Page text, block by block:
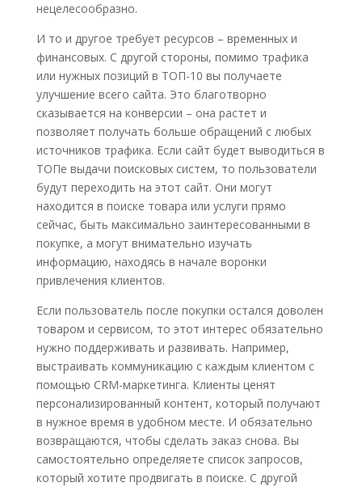
нецелесообразно.
И то и другое требует ресурсов – временных и
финансовых. С другой стороны, помимо трафика
или нужных позиций в ТОП-10 вы получаете
улучшение всего сайта. Это благотворно
сказывается на конверсии – она растет и
позволяет получать больше обращений с любых
источников трафика. Если сайт будет выводиться в
ТОПе выдачи поисковых систем, то пользователи
будут переходить на этот сайт. Они могут
находится в поиске товара или услуги прямо
сейчас, быть максимально заинтересованными в
покупке, а могут внимательно изучать
информацию, находясь в начале воронки
привлечения клиентов.
Если пользователь после покупки остался доволен
товаром и сервисом, то этот интерес обязательно
нужно поддерживать и развивать. Например,
выстраивать коммуникацию с каждым клиентом с
помощью CRM-маркетинга. Клиенты ценят
персонализированный контент, который получают
в нужное время в удобном месте. И обязательно
возвращаются, чтобы сделать заказ снова. Вы
самостоятельно определяете список запросов,
который хотите продвигать в поиске. С другой